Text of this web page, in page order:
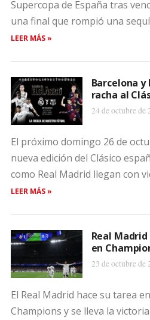
Supercopa de España tras
una final que rompió una
LEER MÁS »
Barcelona
racha al
24 de octubre de
El próximo domingo 26 de
nueva edición del Clásico
como Real Madrid llegan con
LEER MÁS »
Real
en
23 de octubre de
El Real Madrid hace su tarea
Champions y se lleva la